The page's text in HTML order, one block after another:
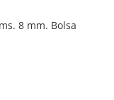
8 mm. Bolsa